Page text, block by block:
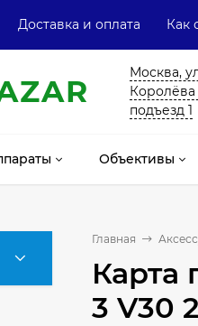
Доставка и оплата Как
Москва,
Королёва
подъезд 1
Объективы
Главная
Карта
3 V30